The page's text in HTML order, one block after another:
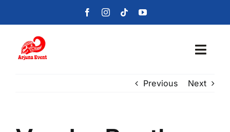
Beranda
Previous Next